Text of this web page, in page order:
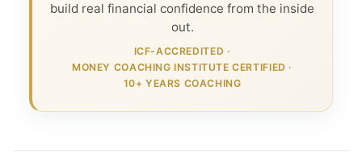
build real financial confidence from the inside
out.
ICF-ACCREDITED ·
MONEY COACHING INSTITUTE CERTIFIED ·
10+ YEARS COACHING